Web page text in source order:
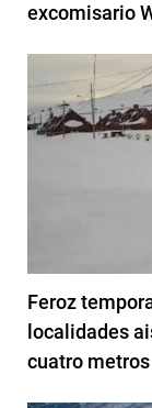
excomisario
Feroz
localidades
cuatro metros